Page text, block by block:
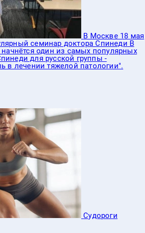
В Москве 18 мая
семинар доктора Спинеди В
один из самых популярных
для русской группы -
в лечении тяжелой патологии".
Судороги